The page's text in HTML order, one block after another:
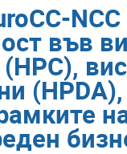
във